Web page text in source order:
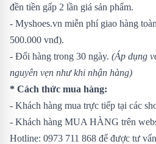
đền tiền gấp 2 lần giá sản phẩm.
- Myshoes.vn miễn phí giao hàng
500.000 vnđ).
- Đổi hàng trong 30 ngày. (Áp dụng
nguyên vẹn như khi nhận hàng)
* Cách thức mua hàng:
- Khách hàng mua trực tiếp tại các
- Khách hàng MUA HÀNG trên
Hotline: 0973 711 868 để được tư